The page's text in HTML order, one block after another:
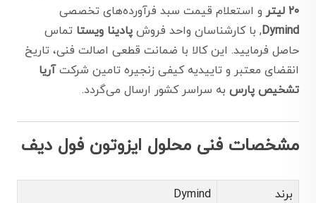
۲۰ لیتر
و استعلام قیمت سبد فرآورده‌های تخصصی
Dymind, با کارشناسان واحد فروش پادینا ویستا تماس
حاصل فرمایید. این کالا با ضمانت قطعی اصالت فنی، تاریخ
انقضای معتبر و تاییدیه کیفی زنجیره تامین شرکتآریا
تشخیص پارس به سراسر کشور ارسال می‌گردد.
مشخصات فنی محلول ايزوتون فول دیف
برند
Dymind